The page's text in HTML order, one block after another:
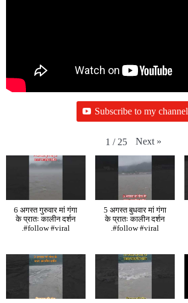
Subscribe to my channel
1 / 25 Next »
6 अगस्त गुरुवार मां गंगा
के प्रातः कालीन दर्शन
.#follow #viral
5 अगस्त बुधवार मां गंगा
के प्रातः कालीन दर्शन
.#follow #viral